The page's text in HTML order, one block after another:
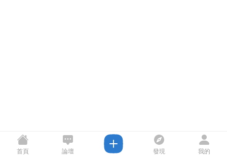
首頁 論壇 發現 我的